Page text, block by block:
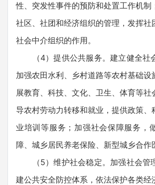
性、突发性事件的预防和处置工作机制
社区、社团和经济组织的管理，发挥社
社会中介组织的作用。
（4）提供公共服务。建立健全社
加强农田水利、乡村道路等农村基础设
展教育、科技、文化、卫生、体育等社
导农村劳动力转移和就业，提供政策、
业培训等服务；加强社会保障服务，
障、城乡居民养老保险、新型城乡合作
（5）维护社会稳定。加强社会管
建公共安全防控体系，依法保护各类经